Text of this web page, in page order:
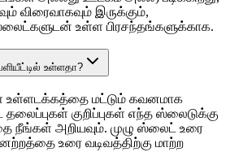
விரைவாகவும் இருக்கும்,
உள்ள பிரசந்தங்களுக்காக.
உள்ளதா?
உள்ளடக்கத்தை மட்டும் கவனமாக
குறிப்புகள் எந்த ஸ்லைடுக்கு
நீங்கள் அறியவும். முழு ஸ்லைட் உரை
உரை வடிவத்திற்கு மாற்ற